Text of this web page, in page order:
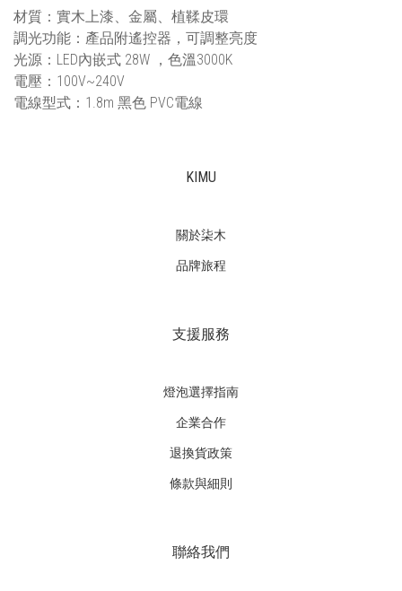
材質：實木上漆、金屬、植鞣皮環
調光功能：產品附遙控器，可調整亮度
光源：LED內嵌式 28W ，色溫3000K
電壓：100V~240V
電線型式：1.8m 黑色 PVC電線
KIMU
關於柒木
品牌旅程
支援服務
燈泡選擇指南
企業合作
退換貨政策
條款與細則
聯絡我們